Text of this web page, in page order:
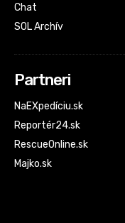
Chat
SOL Archív
Partneri
NaEXpedíciu.sk
Reportér24.sk
RescueOnline.sk
Majko.sk